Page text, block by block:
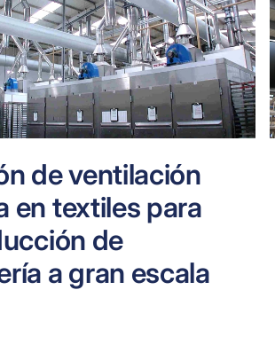
de ventilación
en textiles para
de
a gran escala